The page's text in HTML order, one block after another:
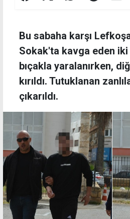
Bu sabaha karşı
Sokak'ta kavga eden iki
bıçakla yaralanırken,
kırıldı. Tutuklanan
çıkarıldı.